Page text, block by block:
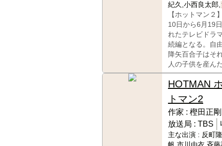
紀久,小西良太郎,
【ホットマン２
10日から6月19
れたテレビドラ
続編となる。自
降矢百合子はそ
人の子供を産ん
HOTMAN
トマン2
作家 : 樫田正剛
放送局 : TBS
主な出演 : 反町